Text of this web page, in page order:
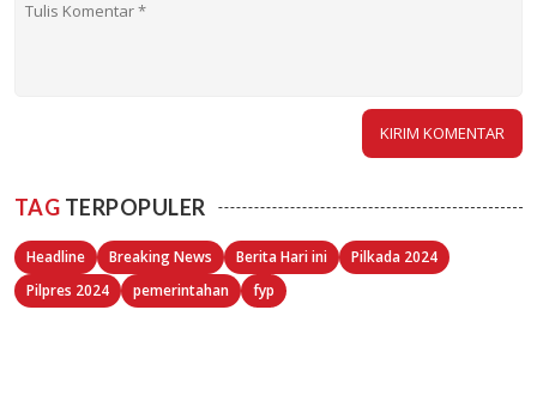
TAG TERPOPULER
Headline Breaking News Berita Hari ini
Pilkada 2024
Pilpres 2024
pemerintahan fyp